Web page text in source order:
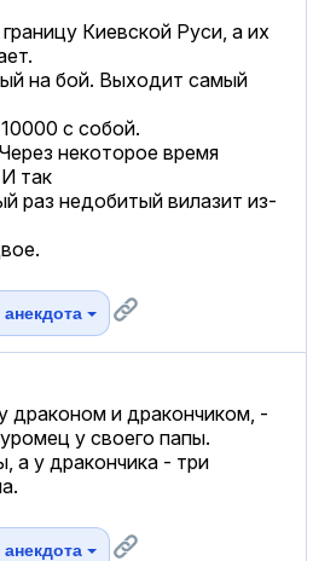
Киевской Руси, а их
на бой. Выходит самый
с собой.
некоторое время
так
раз недобитый вилазит из-
анекдота
драконом и дракончиком, -
у своего папы.
а у дракончика - три
анекдота